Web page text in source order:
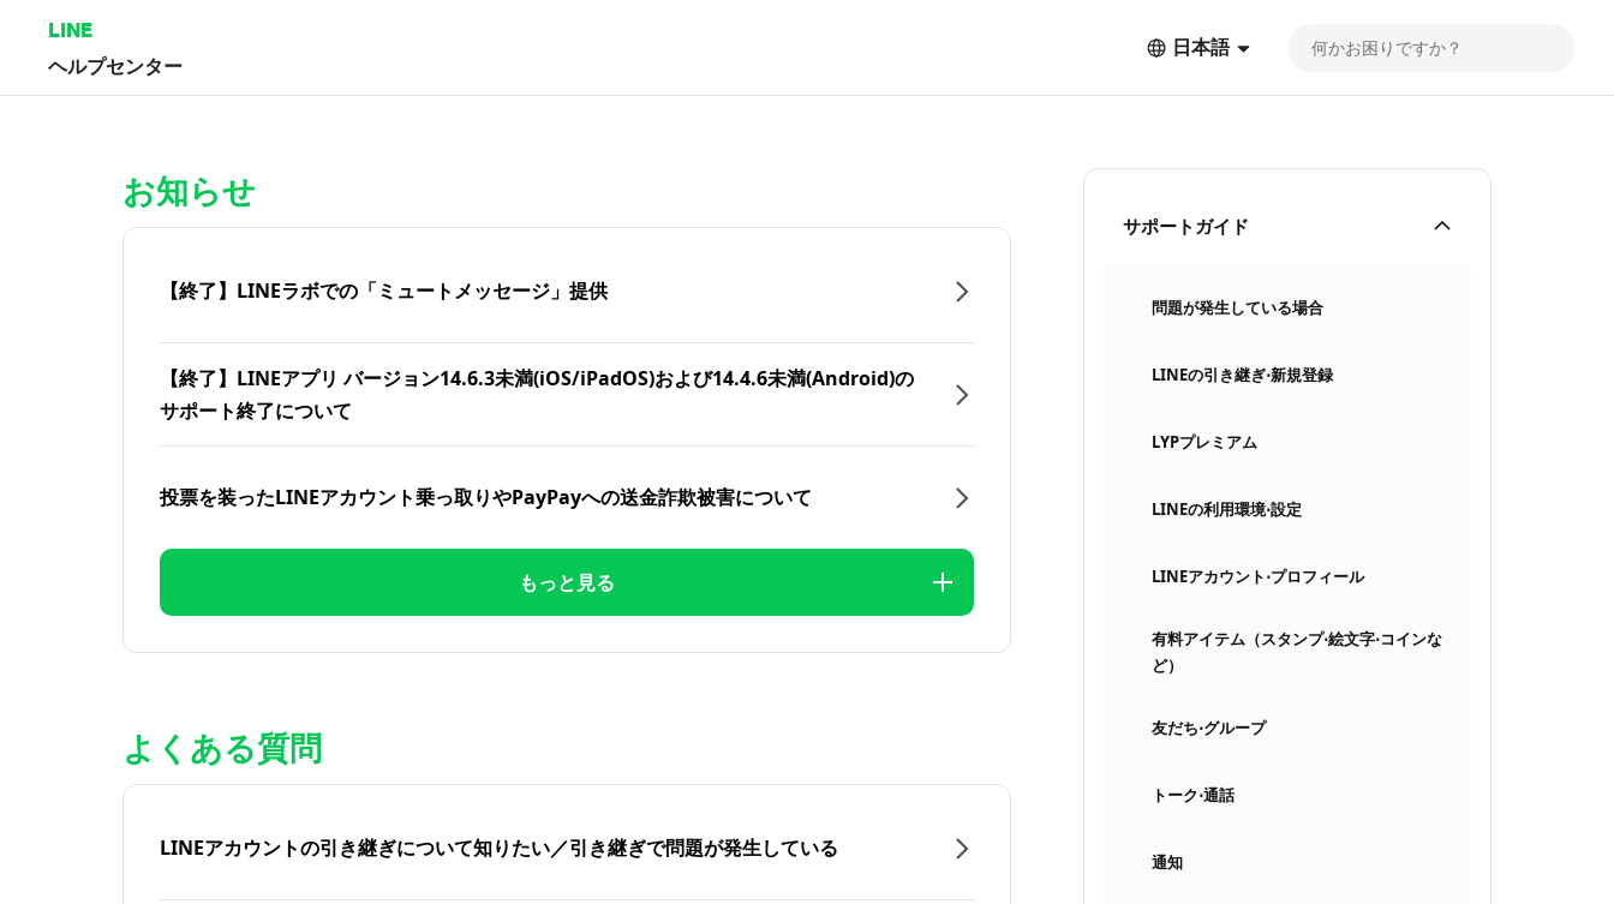
LINE
ヘルプセンター
日本語
サポートガイド
問題が発生している場合
LINEの引き継ぎ⋅新規登録
LYPプレミアム
LINEの利用環境⋅設定
LINEアカウント⋅プロフィール
有料アイテム（スタンプ⋅絵文字⋅コインな
ど）
友だち⋅グループ
トーク⋅通話
通知
お知らせ
【終了】LINEラボでの「ミュートメッセージ」提供
【終了】LINEアプリ バージョン14.6.3未満(iOS/iPadOS)および14.4.6未満(Android)の
サポート終了について
投票を装ったLINEアカウント乗っ取りやPayPayへの送金詐欺被害について
もっと見る
よくある質問
LINEアカウントの引き継ぎについて知りたい／引き継ぎで問題が発生している